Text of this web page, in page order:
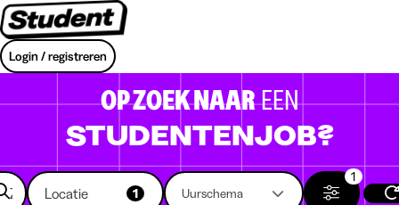
Login / registreren
OP ZOEK NAAREEN
STUDENTENJOB?
Locatie 1 Uurschema
1